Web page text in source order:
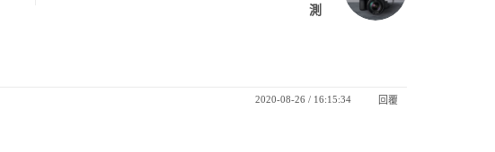
測
2020-08-26 / 16:15:34 回覆